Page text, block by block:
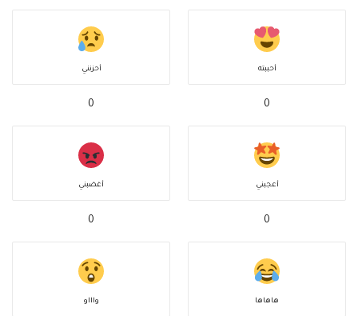
أحببته
0
أحزنني
0
أعجبني
0
أغضبني
0
هاهاها واااو